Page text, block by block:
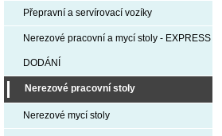
Přepravní a servírovací vozíky
Nerezové pracovní a mycí stoly - EXPRESS
DODÁNÍ
Nerezové pracovní stoly
Nerezové mycí stoly